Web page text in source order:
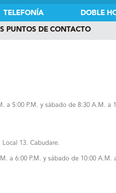
TELEFONÍA DOBLE
PUNTOS DE CONTACTO
a 5:00 P.M. y sábado de 8:30 A.M. a
Local 13. Cabudare.
a 6:00 P.M. y sábado de 10:00 A.M.